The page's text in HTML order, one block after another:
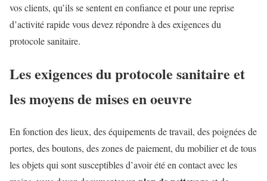
vos clients, qu’ils se sentent en confiance et pour une reprise
d’activité rapide vous devez répondre à des exigences du
protocole sanitaire.
Les exigences du protocole sanitaire et
les moyens de mises en oeuvre
En fonction des lieux, des équipements de travail, des poignées de
portes, des boutons, des zones de paiement, du mobilier et de tous
les objets qui sont susceptibles d’avoir été en contact avec les